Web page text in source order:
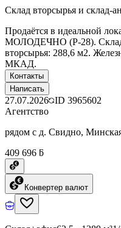
Склад вторсырья и склад-
Продаётся в идеальной
МОЛОДЕЧНО (Р-28). Склад
вторсырья: 288,6 м2.
МКАД.
Контакты
Написать
27.07.2026 ID 3965602
Агентство
рядом с д. Свидно,
409 696 ƃ
Конвертер валют